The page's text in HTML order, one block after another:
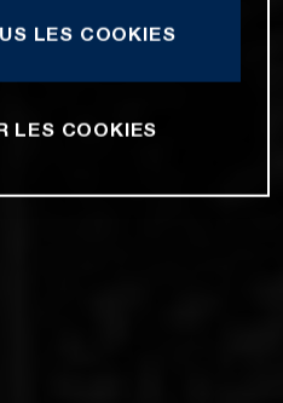
LES COOKIES
LES COOKIES